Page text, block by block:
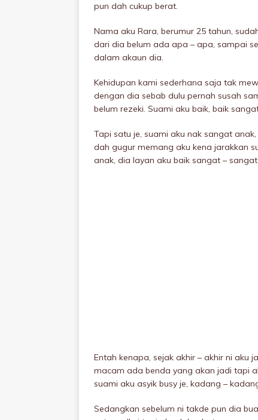
pun dah cukup berat.
Nama aku Rara, berumur 25 tahun,
dari dia belum ada apa – apa, sampai
dalam akaun dia.
Kehidupan kami sederhana saja tak
dengan dia sebab dulu pernah susah
belum rezeki. Suami aku baik, baik
Tapi satu je, suami aku nak sangat
dah gugur memang aku kena jarakkan
anak, dia layan aku baik sangat –
Entah kenapa, sejak akhir – akhir ni aku
macam ada benda yang akan jadi tapi
suami aku asyik busy je, kadang –
Sedangkan sebelum ni takde pun dia